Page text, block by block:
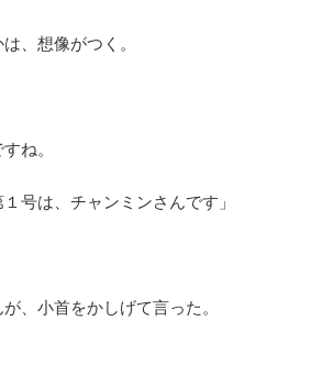
、想像がつく。
ね。
号は、チャンミンさんです」
、小首をかしげて言った。